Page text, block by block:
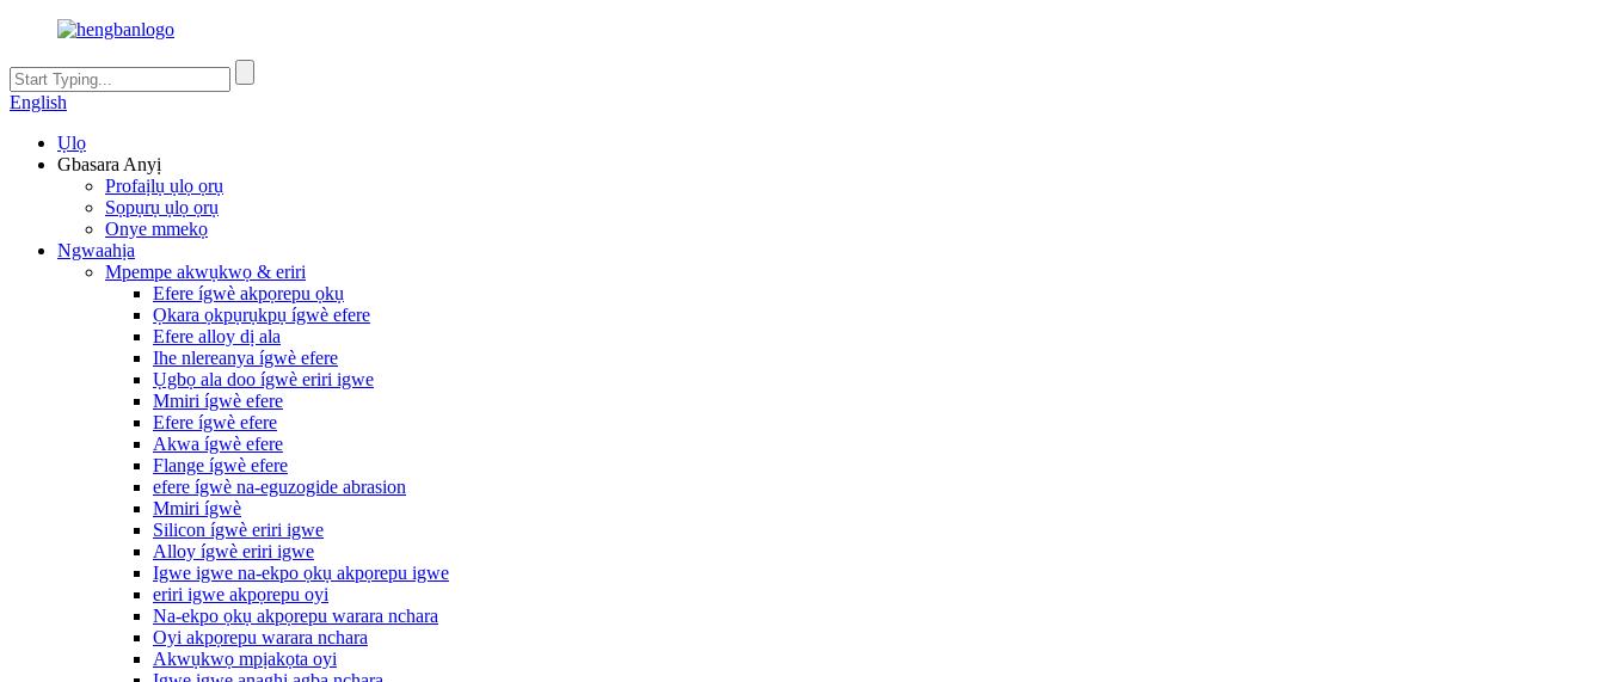
English
Ụlọ
Gbasara Anyị
Profaịlụ ụlọ ọrụ
Sọpụrụ ụlọ ọrụ
Onye mmekọ
Ngwaahịa
Mpempe akwụkwọ & eriri
Efere ígwè akpọrepu ọkụ
Ọkara ọkpụrụkpụ ígwè efere
Efere alloy dị ala
Ihe nlereanya ígwè efere
Ụgbọ ala doo ígwè eriri igwe
Mmiri ígwè efere
Efere ígwè efere
Akwa ígwè efere
Flange ígwè efere
efere ígwè na-eguzogide abrasion
Mmiri ígwè
Silicon ígwè eriri igwe
Alloy ígwè eriri igwe
Igwe igwe na-ekpo ọkụ akpọrepu igwe
eriri igwe akpọrepu oyi
Na-ekpo ọkụ akpọrepu warara nchara
Oyi akpọrepu warara nchara
Akwụkwọ mpịakọta oyi